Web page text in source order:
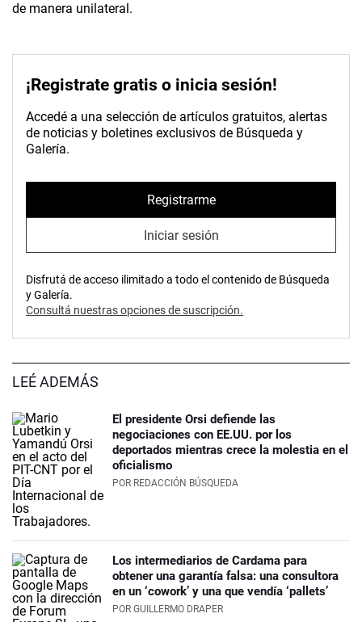
de manera unilateral.
¡Registrate gratis o inicia sesión!
Accedé a una selección de artículos gratuitos, alertas
de noticias y boletines exclusivos de Búsqueda y
Galería.
Registrarme
Iniciar sesión
Disfrutá de acceso ilimitado a todo el contenido de Búsqueda
y Galería.
Consultá nuestras opciones de suscripción.
LEÉ ADEMÁS
El presidente Orsi defiende las
negociaciones con EE.UU. por los
deportados mientras crece la molestia en el
oficialismo
POR REDACCIÓN BÚSQUEDA
Los intermediarios de Cardama para
obtener una garantía falsa: una consultora
en un ‘cowork’ y una que vendía ‘pallets’
POR GUILLERMO DRAPER